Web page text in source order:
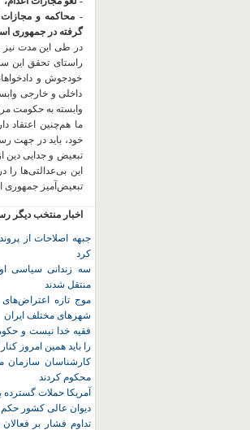
- محاکمه و
گرفته در جمهوری
در طی این مدت نیز
راستای تحقق این
خودجوش و
داخلی و خارجی
وابسته به حکومت
ما هم‌چنین اعتقاد
خود، باید در جهت
تبعیض و جدایی دین
این بی‌عدالتی‌ها را
تبعیض‌آمیز جمهوری
اخبار منتخب دیگر
جبهه اصلاحات از
کرد
سه زندانی سیاسی
منتقل شدند
شهرهای مختلف ایران
فقیه خدا نیست و
را باید همین امروز
کارشناسان سازمان
محکوم کردند
آمریکا حملات
دیوان عالی کشور حکم
تداوم فشار بر